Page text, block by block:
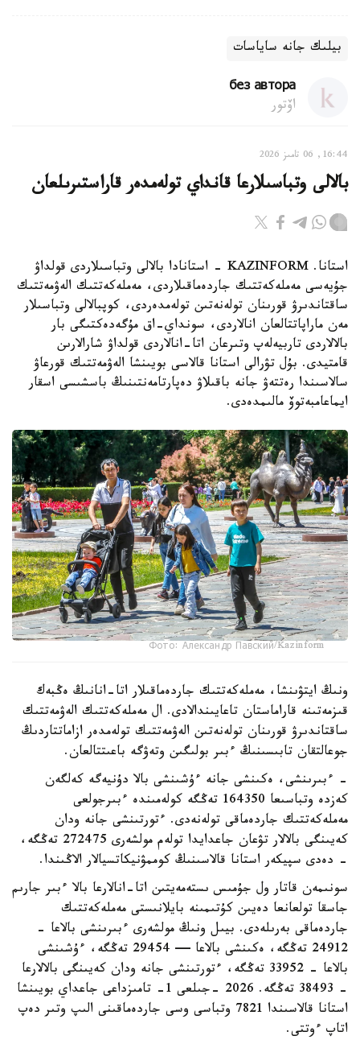
بيلىك جانە ساياسات
без автора
اۆتور
16:44, 06 تامىز 2026
بالالى وتباسىلارعا قانداي تولەمدەر قاراستىرىلعان
استانا. KAZINFORM - استانادا بالالى وتباسىلاردى قولداۋ
جۇيەسى مەملەكەتتىك جاردەماقىلاردى، مەملەكەتتىك الەۋمەتتىك
ساقتاندىرۋ قورىنان تولەنەتىن تولەمدەردى، كوپبالالى وتباسىلار
مەن ماراپاتتالعان انالاردى، سونداي-اق مۇگەدەكتىگى بار
بالالاردى تاربيەلەپ وتىرعان اتا-انالاردى قولداۋ شارالارىن
قامتيدى. بۇل تۋرالى استانا قالاسى بويىنشا الەۋمەتتىك قورعاۋ
سالاسىندا رەتتەۋ جانە باقىلاۋ دەپارتامەنتىنىڭ باسشىسى اسقار
ايماعامبەتوۆ مالىمدەدى.
Фото: Александр Павский/Kazinform
ونىڭ ايتۋىنشا، مەملەكەتتىك جاردەماقىلار اتا-انانىڭ ەڭبەك
قىزمەتىنە قاراماستان تاعايىندالادى. ال مەملەكەتتىك الەۋمەتتىك
ساقتاندىرۋ قورىنان تولەنەتىن الەۋمەتتىك تولەمدەر ازاماتتاردىڭ
جوعالتقان تابىسىنىڭ ءبىر بولىگىن وتەۋگە باعىتتالعان.
- ءبىرىنشى، ەكىنشى جانە ءۇشىنشى بالا دۇنيەگە كەلگەن
كەزدە وتباسىعا 164350 تەڭگە كولەمىندە ءبىرجولعى
مەملەكەتتىك جاردەماقى تولەنەدى. ءتورتىنشى جانە ودان
كەيىنگى بالالار تۋعان جاعدايدا تولەم مولشەرى 272475 تەڭگە،
- دەدى سپيكەر استانا قالاسىنىڭ كوممۋنيكاتسيالار الاڭىندا.
سونىمەن قاتار ول جۇمىس ىستەمەيتىن اتا-انالارعا بالا ءبىر جارىم
جاسقا تولعانعا دەيىن كۇتىمىنە بايلانىستى مەملەكەتتىك
جاردەماقى بەرىلەدى. بيىل ونىڭ مولشەرى ءبىرىنشى بالاعا -
24912 تەڭگە، ەكىنشى بالاعا — 29454 تەڭگە، ءۇشىنشى
بالاعا - 33952 تەڭگە، ءتورتىنشى جانە ودان كەيىنگى بالالارعا
- 38493 تەڭگە. 2026 -جىلعى 1- تامىزداعى جاعداي بويىنشا
استانا قالاسىندا 7821 وتباسى وسى جاردەماقىنى الىپ وتىر دەپ
اتاپ ءوتتى.